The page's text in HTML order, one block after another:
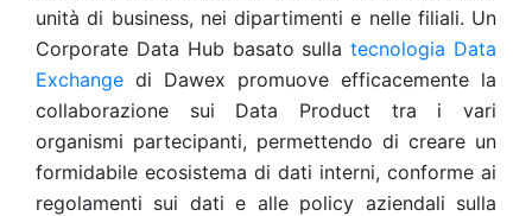
unità di business, nei dipartimenti e nelle filiali. Un
Corporate Data Hub basato sullatecnologia Data
Exchange di Dawex promuove efficacemente la
collaborazione sui Data Product tra i vari
organismi partecipanti, permettendo di creare un
formidabile ecosistema di dati interni, conforme ai
regolamenti sui dati e alle policy aziendali sulla